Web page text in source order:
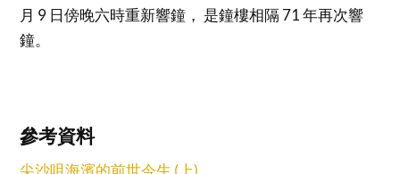
月 9 日傍晚六時重新響鐘， 是鐘樓相隔 71 年再次響
鐘。
參考資料
尖沙咀海濱的前世今生 (上)